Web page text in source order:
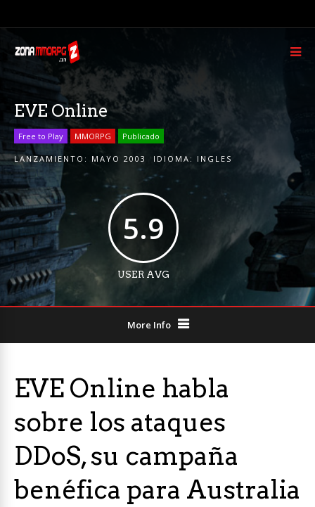
EVE Online
Free to Play MMORPG Publicado
LANZAMIENTO: MAYO 2003 IDIOMA: INGLES
5.9
USER AVG
More Info
EVE Online habla
sobre los ataques
DDoS, su campaña
benéfica para Australia